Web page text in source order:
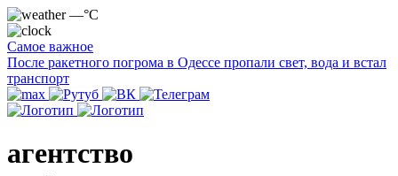
—°C
Самое важное
После ракетного погрома в Одессе пропали свет, вода и встал
транспорт
агентство